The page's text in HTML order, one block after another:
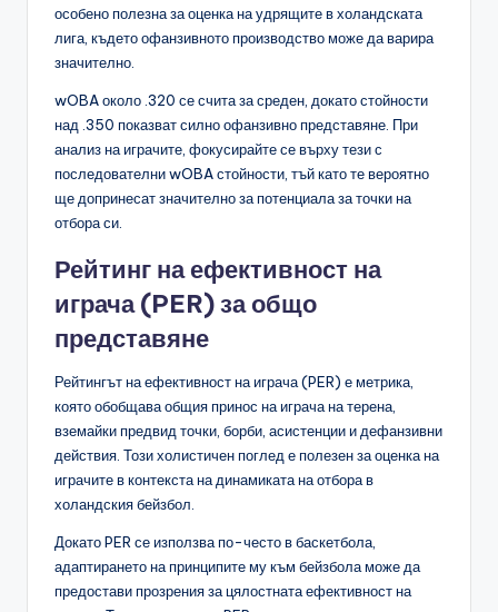
особено полезна за оценка на удрящите в холандската
лига, където офанзивното производство може да варира
значително.
wOBA около .320 се счита за среден, докато стойности
над .350 показват силно офанзивно представяне. При
анализ на играчите, фокусирайте се върху тези с
последователни wOBA стойности, тъй като те вероятно
ще допринесат значително за потенциала за точки на
отбора си.
Рейтинг на ефективност на
играча (PER) за общо
представяне
Рейтингът на ефективност на играча (PER) е метрика,
която обобщава общия принос на играча на терена,
вземайки предвид точки, борби, асистенции и дефанзивни
действия. Този холистичен поглед е полезен за оценка на
играчите в контекста на динамиката на отбора в
холандския бейзбол.
Докато PER се използва по-често в баскетбола,
адаптирането на принципите му към бейзбола може да
предостави прозрения за цялостната ефективност на